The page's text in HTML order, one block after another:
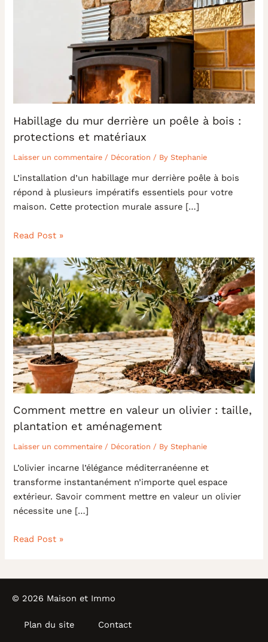
Habillage du mur derrière un poêle à bois :
protections et matériaux
Laisser un commentaire / Décoration / ByStephanie
L’installation d’un habillage mur derrière poêle à bois
répond à plusieurs impératifs essentiels pour votre
maison. Cette protection murale assure […]
Read Post »
Comment mettre en valeur un olivier : taille,
plantation et aménagement
Laisser un commentaire / Décoration / ByStephanie
L’olivier incarne l’élégance méditerranéenne et
transforme instantanément n’importe quel espace
extérieur. Savoir comment mettre en valeur un olivier
nécessite une […]
Read Post »
© 2026 Maison et Immo
Plan du site Contact